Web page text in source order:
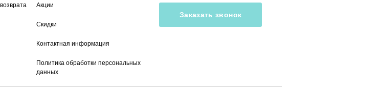
Акции
Скидки
Контактная информация
Политика обработки персональных
данных
Заказать звонок